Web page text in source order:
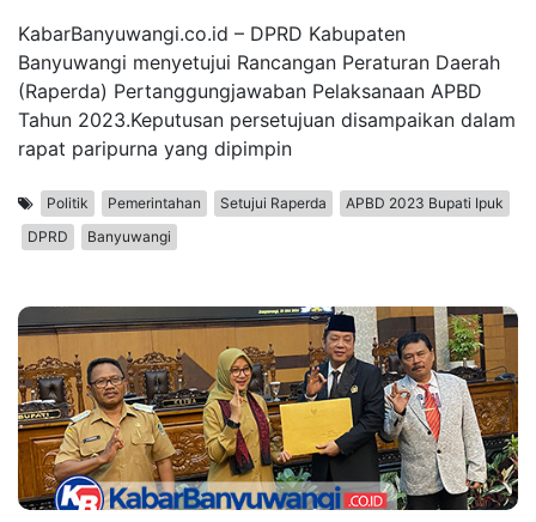
KabarBanyuwangi.co.id – DPRD Kabupaten
Banyuwangi menyetujui Rancangan Peraturan Daerah
(Raperda) Pertanggungjawaban Pelaksanaan APBD
Tahun 2023.Keputusan persetujuan disampaikan dalam
rapat paripurna yang dipimpin
Politik Pemerintahan Setujui Raperda
APBD 2023 Bupati Ipuk
DPRD
Banyuwangi